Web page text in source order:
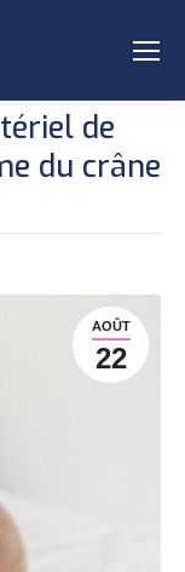
de
du crâne
AOÛT
22